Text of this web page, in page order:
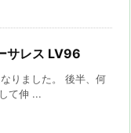
サレス LV96
りました。 後半、何
て伸 ...